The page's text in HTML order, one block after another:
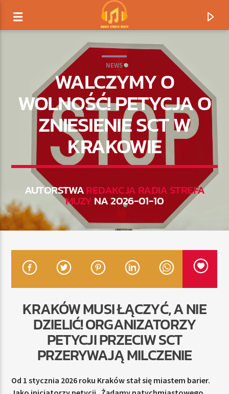
TERAZ GRAMY
TYTUŁ
ARTYSTA
TERAZ
RADIO STREFA MUZY
00:00
Radio Strefa Muzy
NEWS
WALCZYMY O
WOLNOŚĆ! PETYCJA O
ZNIESIENIE SCT W
KRAKOWIE
AUTORSTWAREDAKCJA RADIA STREFA
MUZYNA 2026-01-10
KRAKÓW MUSI ŁĄCZYĆ, A NIE
DZIELIĆ! ORGANIZATORZY
PETYCJI PRZECIW SCT
PRZERYWAJĄ MILCZENIE
Od 1 stycznia 2026 roku Kraków stał się miastem barier.